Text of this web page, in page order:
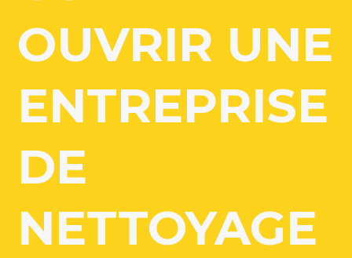
OUVRIR UNE
ENTREPRISE
DE
NETTOYAGE